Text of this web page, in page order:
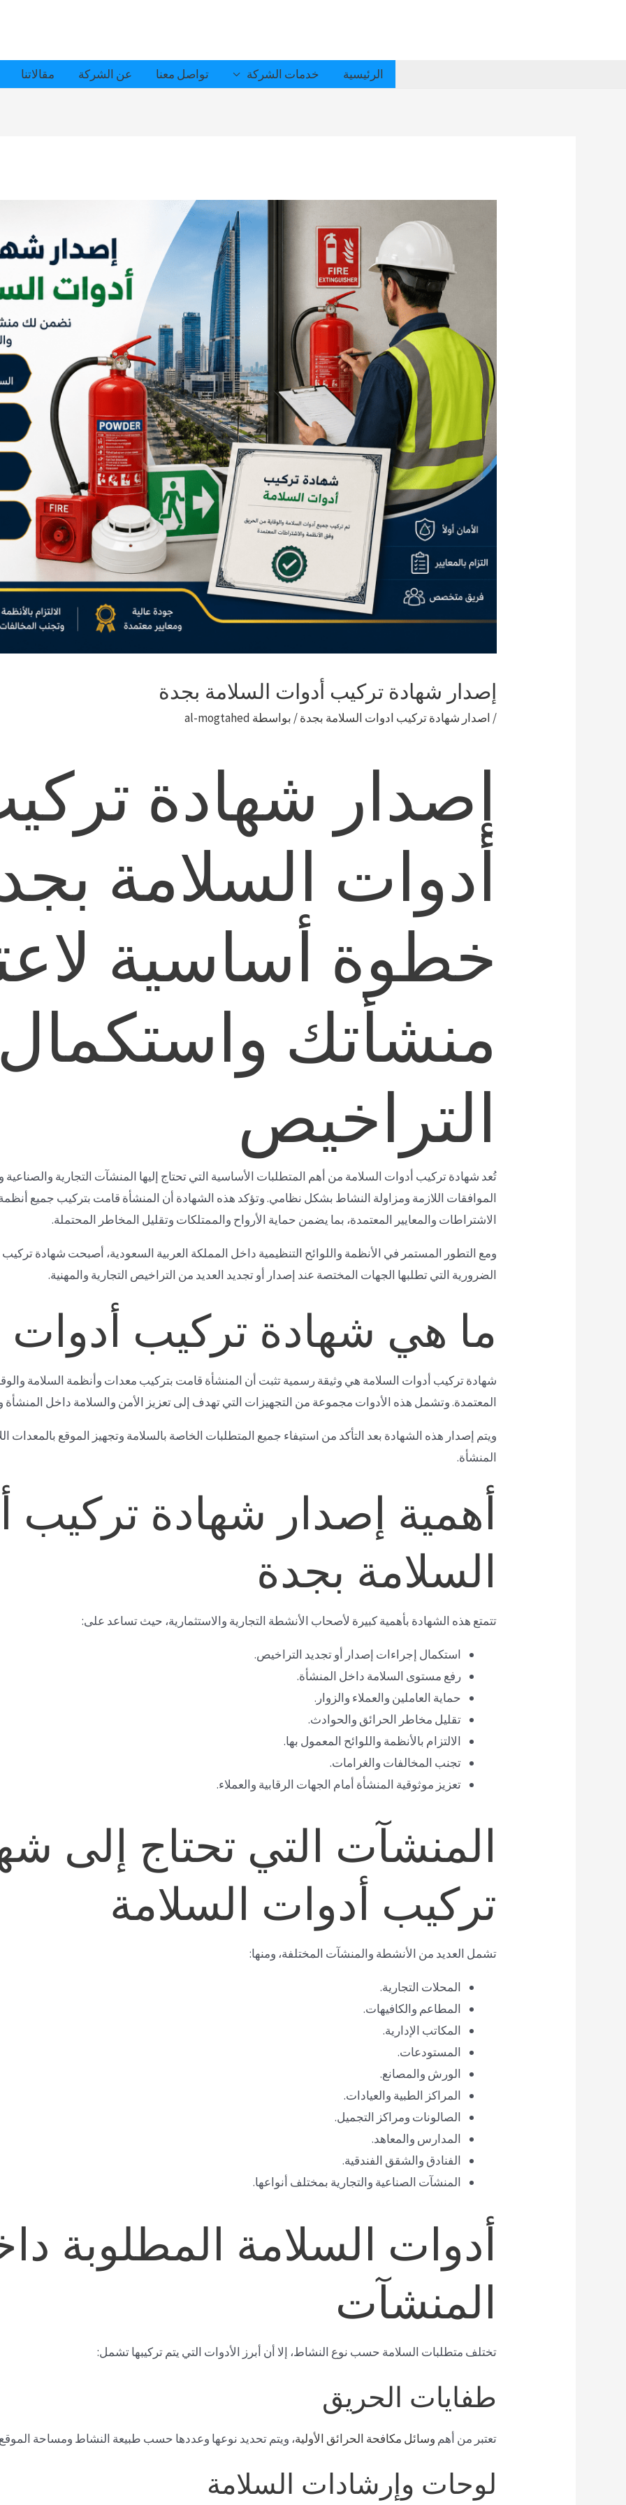
الرئيسية خدمات الشركة تواصل معنا عن الشركة مقالاتنا
إصدار شهادة تركيب أدوات السلامة بجدة
/ اصدار شهادة تركيب ادوات السلامة بجدة/ بواسطة al-mogtahed
إصدار شهادة
أدوات السلامة
خطوة أساسية
منشأتك
التراخيص
تُعد شهادة تركيب أدوات السلامة من أهم المتطلبات الأساسية التي تحتاج إليها المنشآت التجارية
الموافقات اللازمة ومزاولة النشاط بشكل نظامي. وتؤكد هذه الشهادة أن المنشأة قامت بتركيب جميع
الاشتراطات والمعايير المعتمدة، بما يضمن حماية الأرواح والممتلكات وتقليل المخاطر المحتملة.
ومع التطور المستمر في الأنظمة واللوائح التنظيمية داخل المملكة العربية السعودية، أصبحت شهادة
الضرورية التي تطلبها الجهات المختصة عند إصدار أو تجديد العديد من التراخيص التجارية والمهنية.
ما هي شهادة تركيب أدوات
شهادة تركيب أدوات السلامة هي وثيقة رسمية تثبت أن المنشأة قامت بتركيب معدات وأنظمة السلامة
المعتمدة. وتشمل هذه الأدوات مجموعة من التجهيزات التي تهدف إلى تعزيز الأمن والسلامة داخل المنشأة
ويتم إصدار هذه الشهادة بعد التأكد من استيفاء جميع المتطلبات الخاصة بالسلامة وتجهيز الموقع
المنشأة.
أهمية إصدار شهادة تركيب
السلامة بجدة
تتمتع هذه الشهادة بأهمية كبيرة لأصحاب الأنشطة التجارية والاستثمارية، حيث تساعد على:
استكمال إجراءات إصدار أو تجديد التراخيص.
رفع مستوى السلامة داخل المنشأة.
حماية العاملين والعملاء والزوار.
تقليل مخاطر الحرائق والحوادث.
الالتزام بالأنظمة واللوائح المعمول بها.
تجنب المخالفات والغرامات.
تعزيز موثوقية المنشأة أمام الجهات الرقابية والعملاء.
المنشآت التي تحتاج إلى
تركيب أدوات السلامة
تشمل العديد من الأنشطة والمنشآت المختلفة، ومنها:
المحلات التجارية.
المطاعم والكافيهات.
المكاتب الإدارية.
المستودعات.
الورش والمصانع.
المراكز الطبية والعيادات.
الصالونات ومراكز التجميل.
المدارس والمعاهد.
الفنادق والشقق الفندقية.
المنشآت الصناعية والتجارية بمختلف أنواعها.
أدوات السلامة المطلوبة
المنشآت
تختلف متطلبات السلامة حسب نوع النشاط، إلا أن أبرز الأدوات التي يتم تركيبها تشمل:
طفايات الحريق
تعتبر من أهم وسائل مكافحة الحرائق الأولية، ويتم تحديد نوعها وعددها حسب طبيعة النشاط ومساحة
لوحات وإرشادات السلامة